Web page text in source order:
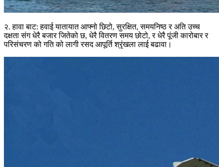
२. हावा बाट: हवाई यातायात आफ्नो छिटो, सुरक्षित, समयनिष्ठ र अति उच्च
दक्षता संग धेरै बजार जितेको छ, धेरै वितरण समय छोटो, र धेरै पूंजी कारोबार र
परिसंचरण को गति को लागी रसद आपूर्ति श्रृंखला लाई बढावा।